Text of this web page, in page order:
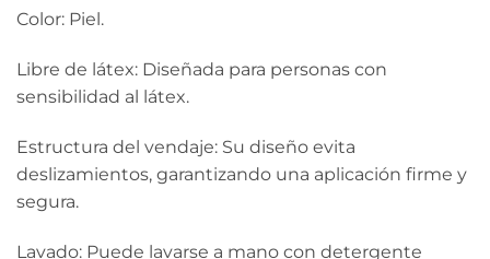
Color: Piel.
Libre de látex: Diseñada para personas con
sensibilidad al látex.
Estructura del vendaje: Su diseño evita
deslizamientos, garantizando una aplicación firme y
segura.
Lavado: Puede lavarse a mano con detergente